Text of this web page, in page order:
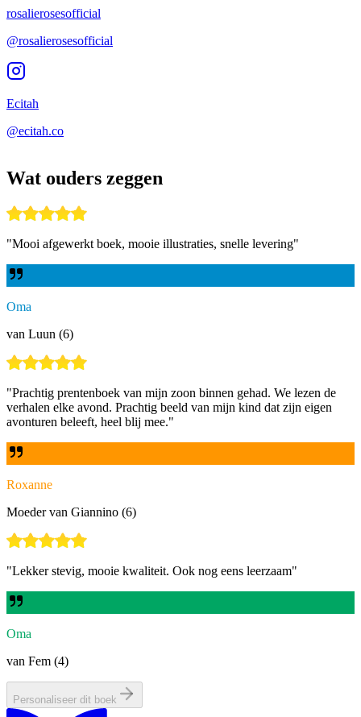
rosalierosesofficial
@rosalierosesofficial
Ecitah
@ecitah.co
Wat ouders zeggen
"Mooi afgewerkt boek, mooie illustraties, snelle levering"
Oma
van Luun (6)
"Prachtig prentenboek van mijn zoon binnen gehad. We lezen de
verhalen elke avond. Prachtig beeld van mijn kind dat zijn eigen
avonturen beleeft, heel blij mee."
Roxanne
Moeder van Giannino (6)
"Lekker stevig, mooie kwaliteit. Ook nog eens leerzaam"
Oma
van Fem (4)
Personaliseer dit boek